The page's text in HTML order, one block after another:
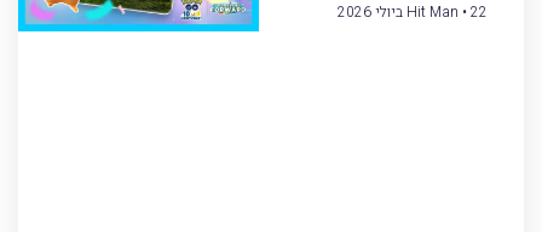
Hit Man 22 ביולי 2026